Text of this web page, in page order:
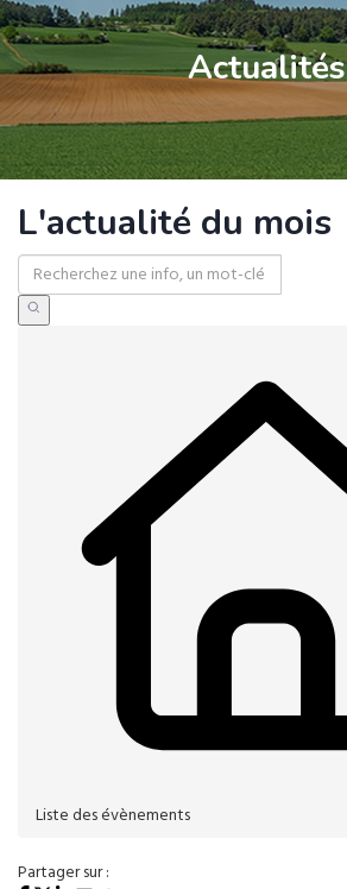
Actualités
L'actualité du mois
Liste des évènements
Partager sur :